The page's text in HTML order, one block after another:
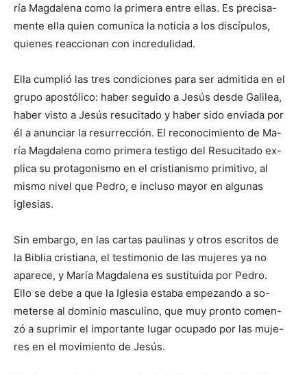
ría Magdalena como la primera entre ellas. Es precisa-
mente ella quien comunica la noticia a los discípulos,
quienes reaccionan con incredulidad.
Ella cumplió las tres condiciones para ser admitida en el
grupo apostólico: haber seguido a Jesús desde Galilea,
haber visto a Jesús resucitado y haber sido enviada por
él a anunciar la resurrección. El reconocimiento de Ma-
ría Magdalena como primera testigo del Resucitado ex-
plica su protagonismo en el cristianismo primitivo, al
mismo nivel que Pedro, e incluso mayor en algunas
iglesias.
Sin embargo, en las cartas paulinas y otros escritos de
la Biblia cristiana, el testimonio de las mujeres ya no
aparece, y María Magdalena es sustituida por Pedro.
Ello se debe a que la Iglesia estaba empezando a so-
meterse al dominio masculino, que muy pronto comen-
zó a suprimir el importante lugar ocupado por las muje-
res en el movimiento de Jesús.